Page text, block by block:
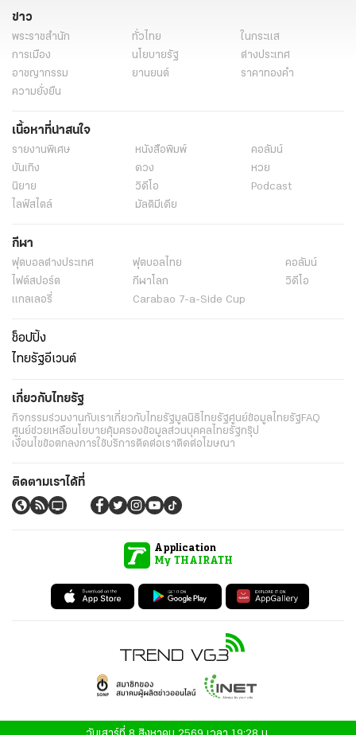
ข่าว
พระราชสำนัก ทั่วไทย
ในกระแส
การเมือง
นโยบายรัฐ
ต่างประเทศ
อาชญากรรม
ยานยนต์
ราคาทองคำ
ความยั่งยืน
เนื้อหาที่น่าสนใจ
รายงานพิเศษ หนังสือพิมพ์
คอลัมน์
บันเทิง
ดวง
หวย
นิยาย
วิดีโอ
Podcast
ไลฟ์สไตล์
มัลติมีเดีย
กีฬา
ฟุตบอลต่่างประเทศ ฟุตบอลไทย
คอลัมน์
ไฟต์สปอร์ต
กีฬาโลก
วิดีโอ
แกลเลอรี่
Carabao 7-a-Side Cup
ช็อปปิ้ง
ไทยรัฐอีเวนต์
เกี่ยวกับไทยรัฐ
กิจกรรมร่วมงานกับเราเกี่ยวกับไทยรัฐมูลนิธิไทยรัฐศูนย์ข้อมูลไทยรัฐFAQ
ศูนย์ช่วยเหลือนโยบายคุ้มครองข้อมูลส่วนบุคคลไทยรัฐกรุ๊ป
เงื่อนไขข้อตกลงการใช้บริการติดต่อเราติดต่อโฆษณา
ติดตามเราได้ที่
Application
My THAIRATH